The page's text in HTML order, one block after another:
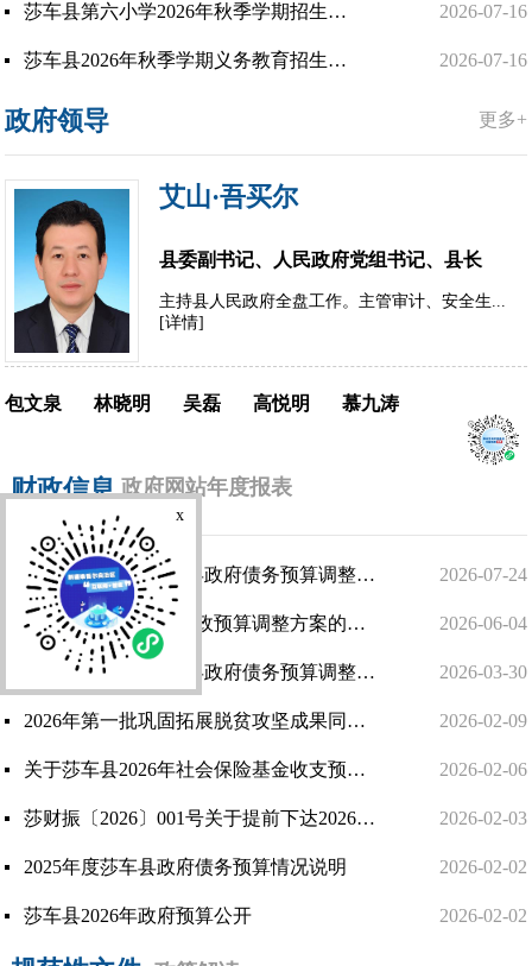
2026-07-16
莎车县第六小学2026年秋季学期招生公告
2026-07-16
莎车县2026年秋季学期义务教育招生预警公告
政府领导 更多+
艾山·吾买尔
县委副书记、人民政府党组书记、县长
主持县人民政府全盘工作。主管审计、安全生...
[详情]
包文泉 林晓明 吴磊 高悦明 慕九涛
财政信息 政府网站年度报表
2026-07-24
截至2026年4月莎车县政府债务预算调整情况说明
2026-06-04
关于莎车县2026年财政预算调整方案的报告
2026-03-30
截至2026年1月莎车县政府债务预算调整情况说明
2026-02-09
2026年第一批巩固拓展脱贫攻坚成果同乡村振兴有效衔接资金项目（81个）
2026-02-06
关于莎车县2026年社会保险基金收支预算情况的说明
2026-02-03
莎财振〔2026〕001号关于提前下达2026年地区财政衔接推进乡村振兴补助资金到位情况汇报
2026-02-02
2025年度莎车县政府债务预算情况说明
2026-02-02
莎车县2026年政府预算公开
x